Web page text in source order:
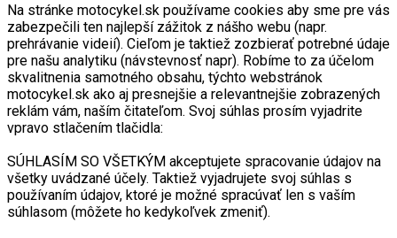
Na stránke motocykel.sk používame cookies aby sme pre vás
zabezpečili ten najlepší zážitok z nášho webu (napr.
prehrávanie videií). Cieľom je taktiež zozbierať potrebné údaje
pre našu analytiku (návstevnosť napr). Robíme to za účelom
skvalitnenia samotného obsahu, týchto webstránok
motocykel.sk ako aj presnejšie a relevantnejšie zobrazených
reklám vám, naším čitateľom. Svoj súhlas prosím vyjadrite
vpravo stlačením tlačidla:
SÚHLASÍM SO VŠETKÝM akceptujete spracovanie údajov na
všetky uvádzané účely. Taktiež vyjadrujete svoj súhlas s
používaním údajov, ktoré je možné spracúvať len s vaším
súhlasom (môžete ho kedykoľvek zmeniť).